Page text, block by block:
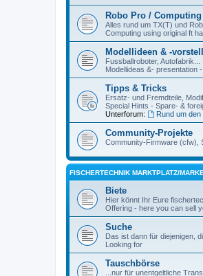
Robo Pro /
Alles rund um TX(T) und
Computing using original ft
Modellideen & -
Fussballroboter, Autofabrik...
Modellideas &- presentation
Tipps & Tricks
Ersatz- und Fremdteile,
Special Hints - Spare- &
Unterforum:
Rund um
Community-Projekte
Community-Firmware (cfw),
FISCHERTECHNIK MARKTPLATZ/
Biete
Hier könnt Ihr Eure
Offering - here you can sell
Suche
Das ist dann für diejenigen,
Looking for
Tauschbörse
...nur für unentgeltliche